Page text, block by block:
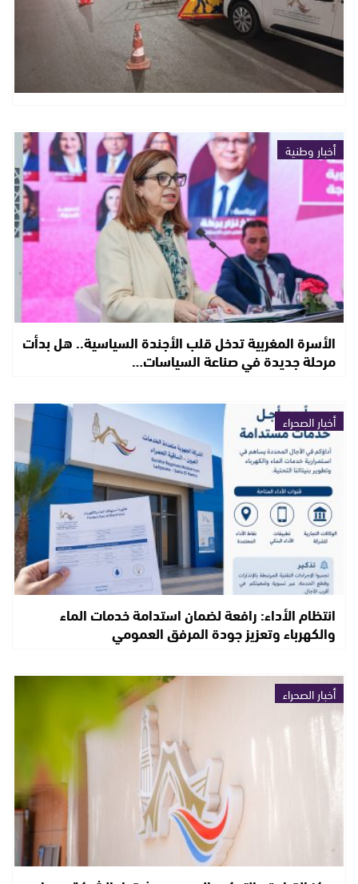
أخبار وطنية
الأسرة المغربية تدخل قلب الأجندة السياسية.. هل بدأت
مرحلة جديدة في صناعة السياسات…
أخبار الصحراء
انتظام الأداء: رافعة لضمان استدامة خدمات الماء
والكهرباء وتعزيز جودة المرفق العمومي
أخبار الصحراء